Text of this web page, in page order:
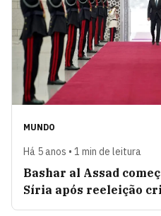
MUNDO
Há 5 anos • 1 min de leitura
Bashar al Assad
Síria após reeleição